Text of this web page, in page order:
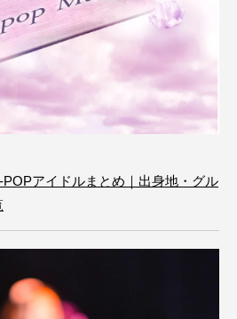
アイドルまとめ｜出身地・グル